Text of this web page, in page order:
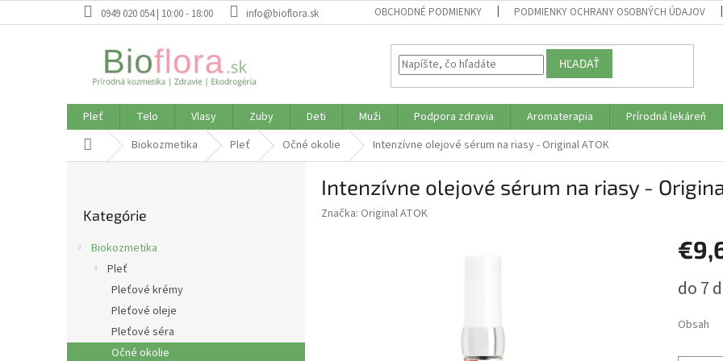
na
0949 020 054 | 10:00 - 18:00 info@bioflora.sk OBCHODNÉ PODMIENKY PODMIENKY OCHRANY OSOBNÝCH ÚDAJOV
HĽADAŤ
Pleť Telo Vlasy Zuby Deti Muži Podpora zdravia Aromaterapia Prírodná lekáreň
DomovBiokozmetika Pleť Očné okolie Intenzívne olejové sérum na riasy - Original ATOK
kategórie
Kategórie
Biokozmetika
Pleť
Pleťové krémy
Pleťové oleje
Pleťové séra
Očné okolie
Intenzívne olejové sérum na riasy -
Značka: Original ATOK
cena:
do 7
Obsah